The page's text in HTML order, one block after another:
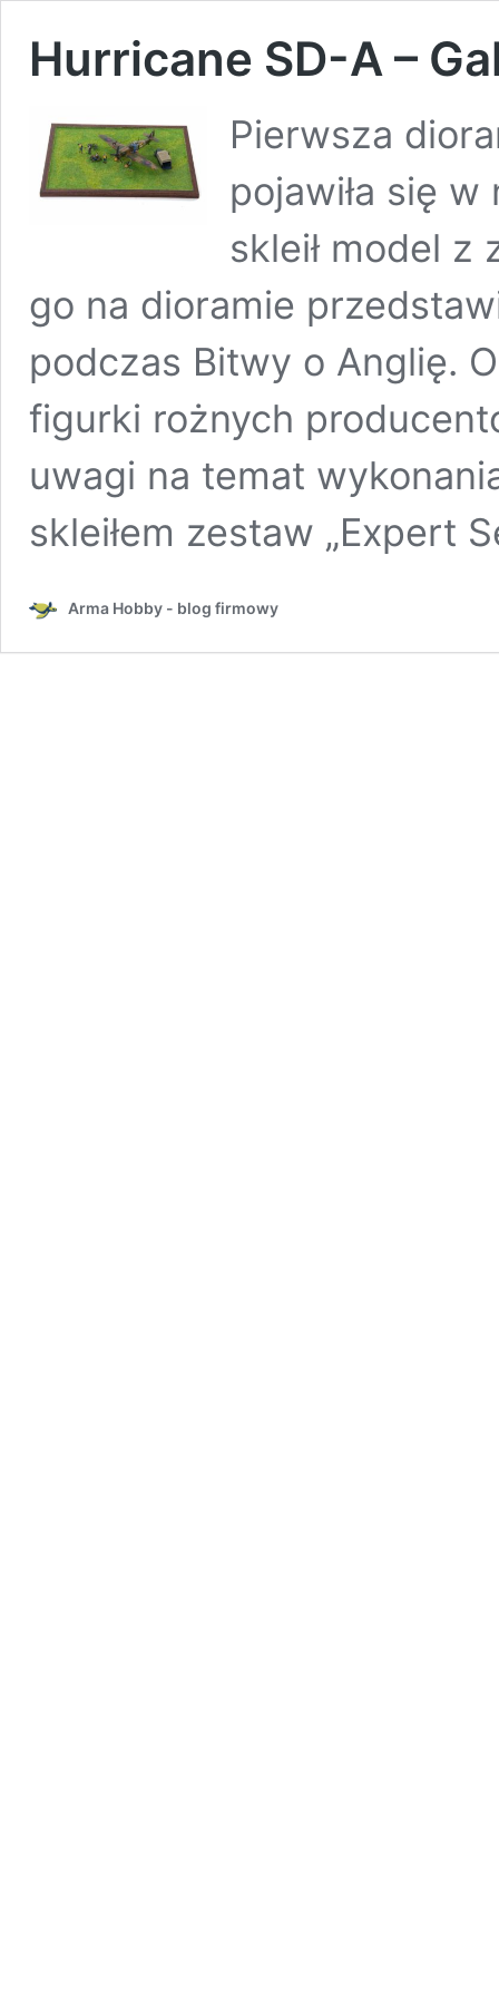
Hurricane SD-A –
Pierwsza
pojawiła się
skleił model z
go na dioramie
podczas Bitwy o Anglię.
figurki rożnych
uwagi na temat
skleiłem zestaw „Expert
Arma Hobby - blog firmowy